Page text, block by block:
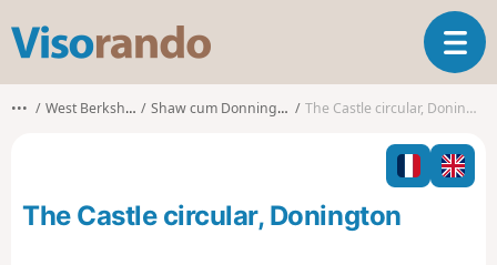
s
o
o
T
o
g
l
e
n
••• West Berkshire Shaw cum Donnington The Castle circular, Donington
The Castle circular, Donington